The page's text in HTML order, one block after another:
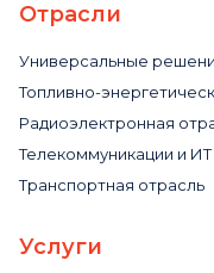
Отрасли
Универсальные
Топливно-
Радиоэлектронная
Телекоммуникации и ИТ
Транспортная отрасль
Услуги